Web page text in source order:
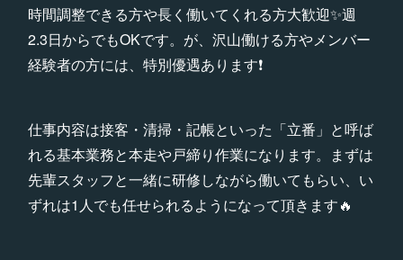
時間調整できる方や長く働いてくれる方大歓迎✨週
2.3日からでもOKです。が、沢山働ける方やメンバー
経験者の方には、特別優遇あります❗️
仕事内容は接客・清掃・記帳といった「立番」と呼ば
れる基本業務と本走や戸締り作業になります。まずは
先輩スタッフと一緒に研修しながら働いてもらい、い
ずれは1人でも任せられるようになって頂きます🔥